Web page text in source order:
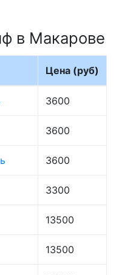
в Макарове
Цена (руб)
3600
3600
3600
3300
13500
13500